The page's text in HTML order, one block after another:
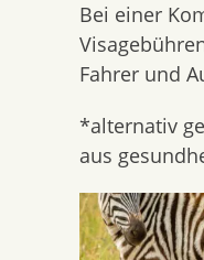
Bei einer
Fahrer und
*alternativ
aus